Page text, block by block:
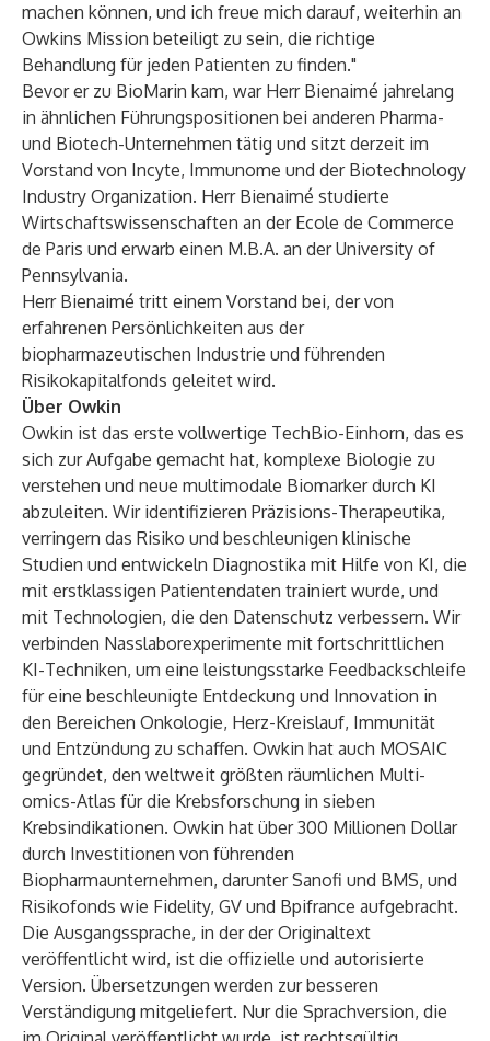
machen können, und ich freue mich darauf, weiterhin an
Owkins Mission beteiligt zu sein, die richtige
Behandlung für jeden Patienten zu finden."
Bevor er zu BioMarin kam, war Herr Bienaimé jahrelang
in ähnlichen Führungspositionen bei anderen Pharma-
und Biotech-Unternehmen tätig und sitzt derzeit im
Vorstand von Incyte, Immunome und der Biotechnology
Industry Organization. Herr Bienaimé studierte
Wirtschaftswissenschaften an der Ecole de Commerce
de Paris und erwarb einen M.B.A. an der University of
Pennsylvania.
Herr Bienaimé tritt einem Vorstand bei, der von
erfahrenen Persönlichkeiten aus der
biopharmazeutischen Industrie und führenden
Risikokapitalfonds geleitet wird.
Über Owkin
Owkin ist das erste vollwertige TechBio-Einhorn, das es
sich zur Aufgabe gemacht hat, komplexe Biologie zu
verstehen und neue multimodale Biomarker durch KI
abzuleiten. Wir identifizieren Präzisions-Therapeutika,
verringern das Risiko und beschleunigen klinische
Studien und entwickeln Diagnostika mit Hilfe von KI, die
mit erstklassigen Patientendaten trainiert wurde, und
mit Technologien, die den Datenschutz verbessern. Wir
verbinden Nasslaborexperimente mit fortschrittlichen
KI-Techniken, um eine leistungsstarke Feedbackschleife
für eine beschleunigte Entdeckung und Innovation in
den Bereichen Onkologie, Herz-Kreislauf, Immunität
und Entzündung zu schaffen. Owkin hat auch MOSAIC
gegründet, den weltweit größten räumlichen Multi-
omics-Atlas für die Krebsforschung in sieben
Krebsindikationen. Owkin hat über 300 Millionen Dollar
durch Investitionen von führenden
Biopharmaunternehmen, darunter Sanofi und BMS, und
Risikofonds wie Fidelity, GV und Bpifrance aufgebracht.
Die Ausgangssprache, in der der Originaltext
veröffentlicht wird, ist die offizielle und autorisierte
Version. Übersetzungen werden zur besseren
Verständigung mitgeliefert. Nur die Sprachversion, die